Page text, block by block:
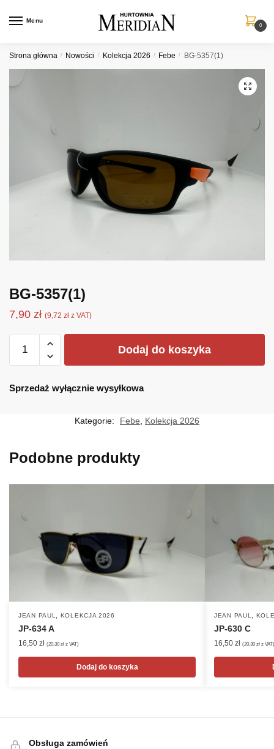
Menu
0
Strona główna / Nowości / Kolekcja 2026 / Febe / BG-5357(1)
BG-5357(1)
7,90 zł (9,72 zł z VAT)
BG-
Dodaj do koszyka
Sprzedaż wyłącznie wysyłkowa
Kategorie: Febe, Kolekcja 2026
Podobne produkty
JEAN PAUL, KOLEKCJA 2026
JP-634 A
16,50 zł (20,30 zł z VAT)
Dodaj do koszyka
JEAN PAUL,
JP-630 C
16,50 zł (20,30 zł z VAT)
Obsługa zamówień